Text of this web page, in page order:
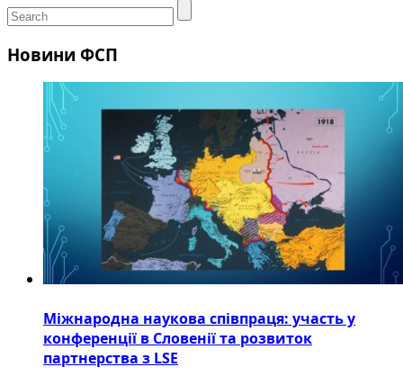
Новини ФСП
Міжнародна наукова співпраця: участь у
конференції в Словенії та розвиток
партнерства з LSE